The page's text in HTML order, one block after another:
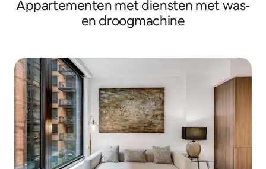
Appartementen met diensten met was-
en droogmachine